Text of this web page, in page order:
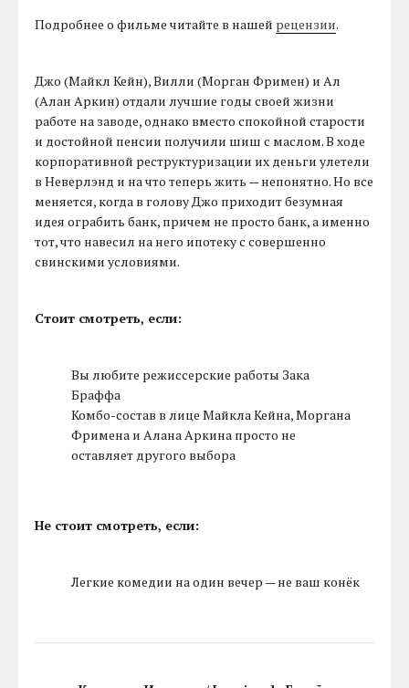
Подробнее о фильме читайте в нашей рецензии.
Джо (Майкл Кейн), Вилли (Морган Фримен) и Ал
(Алан Аркин) отдали лучшие годы своей жизни
работе на заводе, однако вместо спокойной старости
и достойной пенсии получили шиш с маслом. В ходе
корпоративной реструктуризации их деньги улетели
в Неверлэнд и на что теперь жить — непонятно. Но все
меняется, когда в голову Джо приходит безумная
идея ограбить банк, причем не просто банк, а именно
тот, что навесил на него ипотеку с совершенно
свинскими условиями.
Стоит смотреть, если:
Вы любите режиссерские работы Зака
Браффа
Комбо-состав в лице Майкла Кейна, Моргана
Фримена и Алана Аркина просто не
оставляет другого выбора
Не стоит смотреть, если:
Легкие комедии на один вечер — не ваш конёк